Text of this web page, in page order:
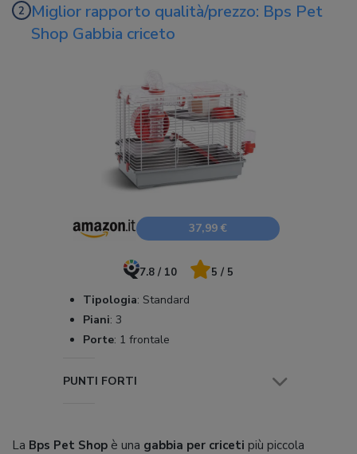
Miglior rapporto qualità/prezzo: Bps Pet
Shop Gabbia criceto
37,99 €
7.8 / 10 5 / 5
Tipologia: Standard
Piani: 3
Porte: 1 frontale
PUNTI FORTI
La Bps Pet Shop è una gabbia per criceti più piccola